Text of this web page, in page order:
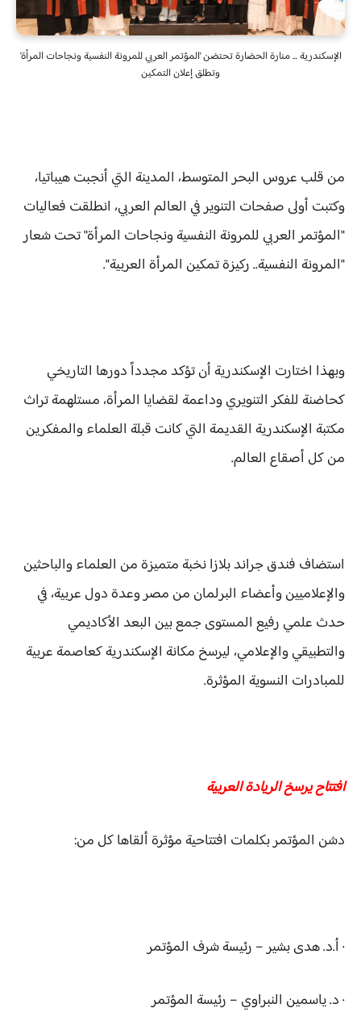
الإسكندرية ... منارة الحضارة تحتضن 'المؤتمر العربي للمرونة النفسية ونجاحات المرأة'
وتطلق إعلان التمكين
من قلب عروس البحر المتوسط، المدينة التي أنجبت هيباتيا،
وكتبت أولى صفحات التنوير في العالم العربي، انطلقت فعاليات
"المؤتمر العربي للمرونة النفسية ونجاحات المرأة" تحت شعار
"المرونة النفسية.. ركيزة تمكين المرأة العربية".
وبهذا اختارت الإسكندرية أن تؤكد مجدداً دورها التاريخي
كحاضنة للفكر التنويري وداعمة لقضايا المرأة، مستلهمة تراث
مكتبة الإسكندرية القديمة التي كانت قبلة العلماء والمفكرين
من كل أصقاع العالم.
استضاف فندق جراند بلازا نخبة متميزة من العلماء والباحثين
والإعلاميين وأعضاء البرلمان من مصر وعدة دول عربية، في
حدث علمي رفيع المستوى جمع بين البعد الأكاديمي
والتطبيقي والإعلامي، ليرسخ مكانة الإسكندرية كعاصمة عربية
للمبادرات النسوية المؤثرة.
افتتاح يرسخ الريادة العربية
دشن المؤتمر بكلمات افتتاحية مؤثرة ألقاها كل من:
· أ.د. هدى بشير – رئيسة شرف المؤتمر
· د. ياسمين النبراوي – رئيسة المؤتمر